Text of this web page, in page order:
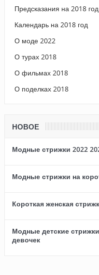
Предсказания на 2018 год
Календарь на 2018 год
О моде 2022
О турах 2018
О фильмах 2018
О поделках 2018
НОВОЕ
Модные стрижки 2022
Модные стрижки на
Короткая женская
Модные детские
девочек